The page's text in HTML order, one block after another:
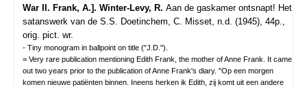
War II. Frank, A.]. Winter-Levy, R. Aan de gaskamer ontsnapt! Het
satanswerk van de S.S. Doetinchem, C. Misset, n.d. (1945), 44p.,
orig. pict. wr.
- Tiny monogram in ballpoint on title ("J.D.").
= Very rare publication mentioning Edith Frank, the mother of Anne Frank. It came
out two years prior to the publication of Anne Frank's diary. "Op een morgen
komen nieuwe patiënten binnen. Ineens herken ik Edith, zij komt uit een andere